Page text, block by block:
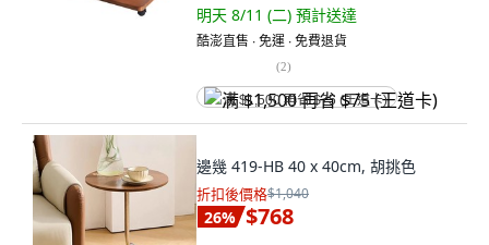
明天 8/11 (二) 預計送達
酷澎直售 ∙ 免運 ∙ 免費退貨
(2)
满 $1,500 再省 $75 (王道卡)
邊幾 419-HB 40 x 40cm, 胡挑色
折扣後價格$1,040
26% $768